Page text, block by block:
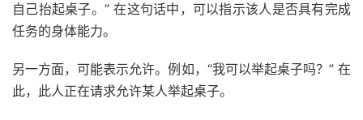
自己抬起桌子。” 在这句话中，可以指示该人是否具有完成
任务的身体能力。
另一方面，可能表示允许。例如，“我可以举起桌子吗？” 在
此，此人正在请求允许某人举起桌子。